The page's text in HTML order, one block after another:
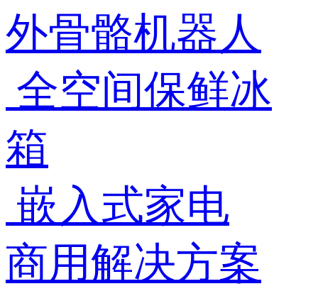
外骨骼机器人
全空间保鲜冰
箱
嵌入式家电
商用解决方案